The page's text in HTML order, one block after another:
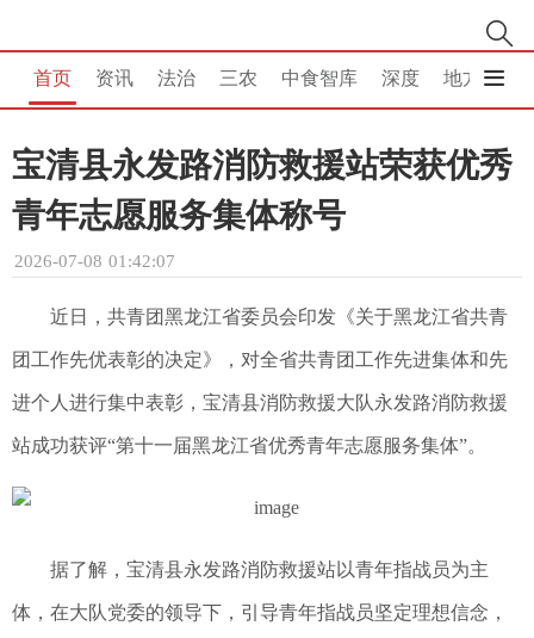
首页 资讯 法治 三农 中食智库 深度 地方
宝清县永发路消防救援站荣获优秀
青年志愿服务集体称号
2026-07-08 01:42:07
近日，共青团黑龙江省委员会印发《关于黑龙江省共青
团工作先优表彰的决定》，对全省共青团工作先进集体和先
进个人进行集中表彰，宝清县消防救援大队永发路消防救援
站成功获评“第十一届黑龙江省优秀青年志愿服务集体”。
据了解，宝清县永发路消防救援站以青年指战员为主
体，在大队党委的领导下，引导青年指战员坚定理想信念，